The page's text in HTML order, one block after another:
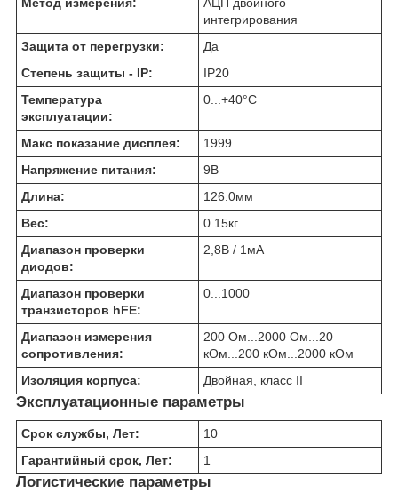
интегрирования
Защита от перегрузки:
Да
Степень защиты - IP:
IP20
Температура
эксплуатации:
0...+40°C
Макс показание дисплея:
1999
Напряжение питания:
9В
Длина:
126.0мм
Вес:
0.15кг
Диапазон проверки
диодов:
2,8В / 1мА
Диапазон проверки
транзисторов hFE:
0...1000
Диапазон измерения
сопротивления:
200 Ом...2000 Ом...20
кОм...200 кОм...2000 кОм
Изоляция корпуса:
Двойная, класс II
Эксплуатационные параметры
Срок службы, Лет:
10
Гарантийный срок, Лет:
1
Логистические параметры